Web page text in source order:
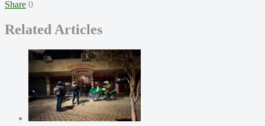
Share 0
Related Articles